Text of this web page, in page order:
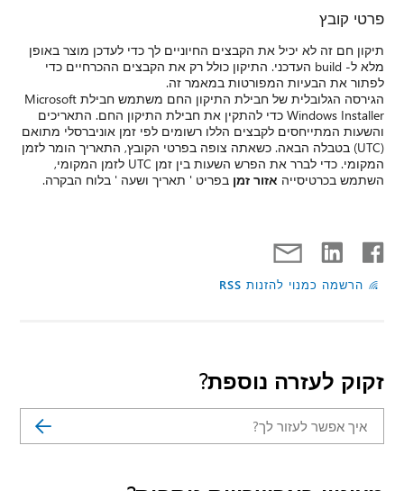
פרטי קובץ
תיקון חם זה לא יכיל את הקבצים החיוניים לך כדי לעדכן מוצר באופן
מלא ל- build העדכני. התיקון כולל רק את הקבצים ההכרחיים כדי
לפתור את הבעיות המפורטות במאמר זה.
הגירסה הגלובלית של חבילת התיקון החם משתמש חבילת Microsoft
Windows Installer כדי להתקין את חבילת התיקון החם. התאריכים
והשעות המתייחסים לקבצים הללו רשומים לפי זמן אוניברסלי מתואם
(UTC) בטבלה הבאה. כשאתה צופה בפרטי הקובץ, התאריך הומר לזמן
המקומי. כדי לברר את הפרש השעות בין זמן UTC לזמן המקומי,
השתמש בכרטיסייה אזור זמן בפריט ' תאריך ושעה ' בלוח הבקרה.
הרשמה כמנוי להזנות RSS
זקוק לעזרה נוספת?